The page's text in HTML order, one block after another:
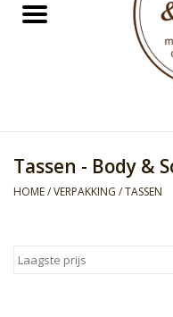
Doucheproducten
Kids Collection
Tassen - Body &
HOME/VERPAKKING /TASSEN